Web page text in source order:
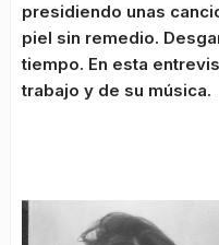
presidiendo unas
piel sin remedio.
tiempo. En esta
trabajo y de su música.